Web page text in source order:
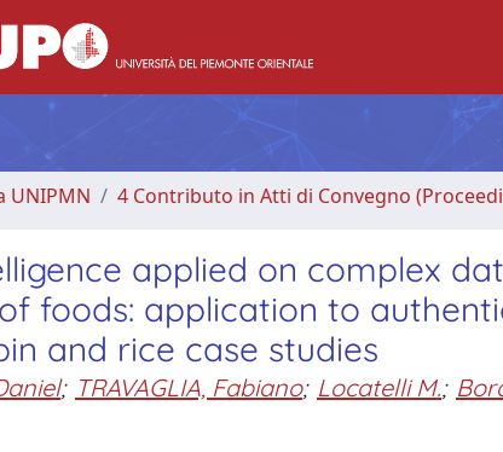
UNIPMN 4 Contributo in Atti di Convegno
applied on complex
foods: application to
and rice case studies
; TRAVAGLIA, Fabiano; Locatelli M.;